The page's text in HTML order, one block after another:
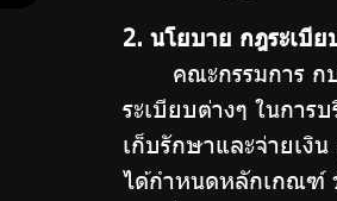
เสริม
ความ
โปร่งใส
ประโยชน์
ส่วนรวม
มาตรการ
ตรวจสอบ
การใช้
2. นโยบาย กฎระเบี
คณะกรรมการ กบ
ระเบียบต่างๆ ในการ
เก็บรักษาและจ่ายเงิ
ได้กำหนดหลักเกณฑ์